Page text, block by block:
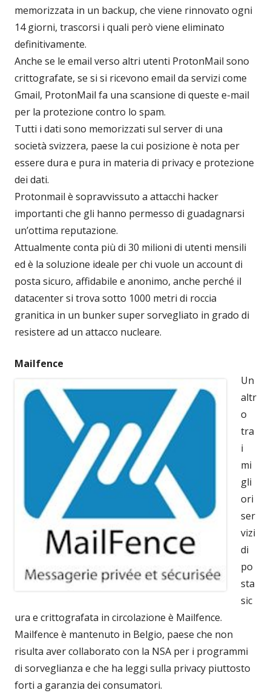
memorizzata in un backup, che viene rinnovato ogni
14 giorni, trascorsi i quali però viene eliminato
definitivamente.
Anche se le email verso altri utenti ProtonMail sono
crittografate, se si si ricevono email da servizi come
Gmail, ProtonMail fa una scansione di queste e-mail
per la protezione contro lo spam.
Tutti i dati sono memorizzati sul server di una
società svizzera, paese la cui posizione è nota per
essere dura e pura in materia di privacy e protezione
dei dati.
Protonmail è sopravvissuto a attacchi hacker
importanti che gli hanno permesso di guadagnarsi
un’ottima reputazione.
Attualmente conta più di 30 milioni di utenti mensili
ed è la soluzione ideale per chi vuole un account di
posta sicuro, affidabile e anonimo, anche perché il
datacenter si trova sotto 1000 metri di roccia
granitica in un bunker super sorvegliato in grado di
resistere ad un attacco nucleare.
Mailfence
Un
altr
o
tra
i
mi
gli
ori
ser
vizi
di
po
sta
sic
ura e crittografata in circolazione è Mailfence.
Mailfence è mantenuto in Belgio, paese che non
risulta aver collaborato con la NSA per i programmi
di sorveglianza e che ha leggi sulla privacy piuttosto
forti a garanzia dei consumatori.